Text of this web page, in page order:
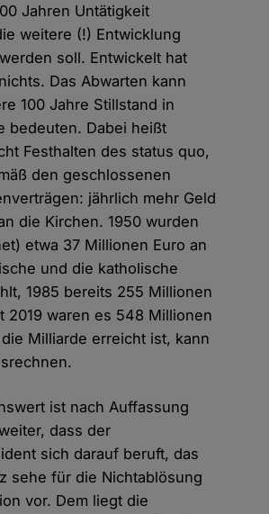
Jahren Untätigkeit
weitere (!) Entwicklung
soll. Entwickelt hat
Das Abwarten kann
100 Jahre Stillstand in
bedeuten. Dabei heißt
Festhalten des status quo,
den geschlossenen
jährlich mehr Geld
die Kirchen. 1950 wurden
etwa 37 Millionen Euro an
und die katholische
1985 bereits 255 Millionen
2019 waren es 548 Millionen
Milliarde erreicht ist, kann
ist nach Auffassung
dass der
sich darauf beruft, das
sehe für die Nichtablösung
vor. Dem liegt die